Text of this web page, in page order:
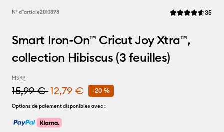
N° d''article2010398 La note 35
Smart Iron-On™ Cricut Joy Xtra™,
collection Hibiscus (3 feuilles)
MSRP
15,99 €12,79 € -20 %
Options de paiement disponibles avec :